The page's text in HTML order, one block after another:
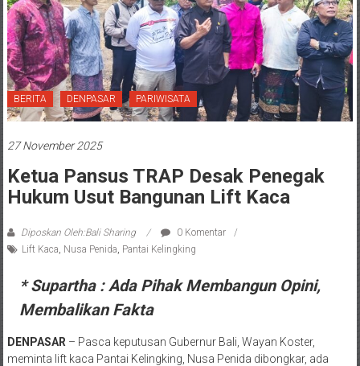
BERITA DENPASAR PARIWISATA
27 November 2025
Ketua Pansus TRAP Desak Penegak
Hukum Usut Bangunan Lift Kaca
Diposkan Oleh:Bali Sharing
0 Komentar
Lift Kaca Nusa Penida Pantai Kelingking
* Supartha : Ada Pihak Membangun Opini,
Membalikan Fakta
DENPASAR – Pasca keputusan Gubernur Bali, Wayan Koster,
meminta lift kaca Pantai Kelingking, Nusa Penida dibongkar, ada